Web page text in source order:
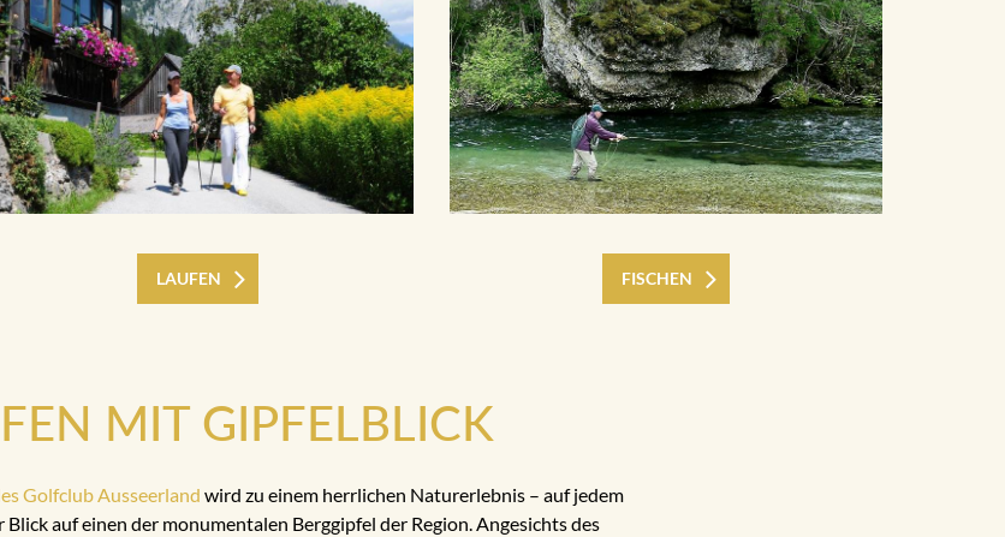
LAUFEN FISCHEN
MIT GIPFELBLICK
Golfclub Ausseerland wird zu einem herrlichen Naturerlebnis – auf jedem
auf einen der monumentalen Berggipfel der Region. Angesichts des